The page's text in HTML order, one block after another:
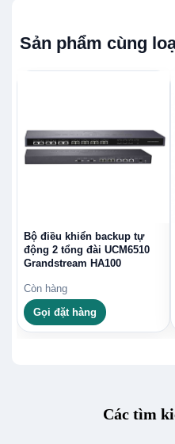
Sản phẩm cùng
Bộ điều khiển backup tự
động 2 tổng đài UCM6510
Grandstream HA100
Còn hàng
Gọi đặt hàng
Các tìm